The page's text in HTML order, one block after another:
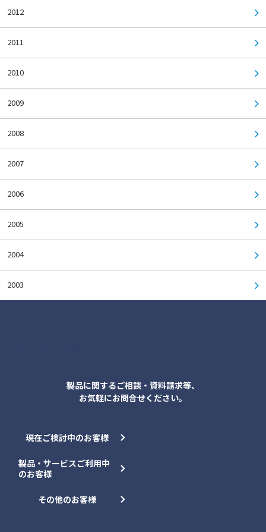
2012
2011
2010
2009
2008
2007
2006
2005
2004
2003
製品に関するご相談・資料請求等、
お気軽にお問合せください。
現在ご検討中のお客様
製品・サービスご利用中
のお客様
その他のお客様